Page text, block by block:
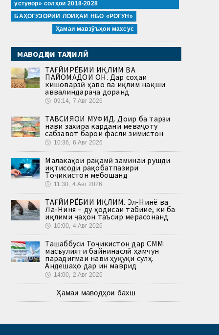
устувор» солҳои 2018-2028
БАҲОГУЗОРИИ ЛОИҲАИ НБО «РОҒУН»
Ҳамаи мавзӯъҳои махсус
МАВОДҲОИ ТАҲЛИЛӢ
ТАҒЙИРЁБИИ ИҚЛИМ ВА
ПАЙОМАДҲОИ ОН. Дар соҳаи
кишоварзӣ ҳаво ва иқлим нақши
аввалиндараҷа доранд
🕔 09:14, 7.Авг 2026
ТАВСИЯҲОИ МУФИД. Доир ба тарзи
нави захира кардани меваҷоту
сабзавот барои фасли зимистон
🕔 10:36, 6.Авг 2026
Малакаҳои рақамӣ заминаи рушди
иқтисоди рақобатпазири
Тоҷикистон мебошанд
🕔 11:30, 4.Авг 2026
ТАҒЙИРЁБИИ ИҚЛИМ. Эл-Нинё ва
Ла-Ниня – ду ҳодисаи табиие, ки ба
иқлими ҷаҳон таъсир мерасонанд
🕔 10:00, 4.Авг 2026
Ташаббуси Тоҷикистон дар СММ:
масъулияти байнинаслӣ ҳамчун
парадигмаи нави ҳуқуқи сулҳ.
Андешаҳо дар ин маврид
🕔 14:00, 2.Авг 2026
Ҳамаи маводҳои бахш